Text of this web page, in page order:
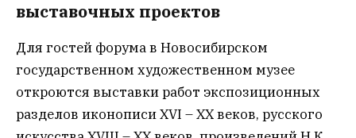
выставочных проектов
Для гостей форума в Новосибирском
государственном художественном музее
откроются выставки работ экспозиционных
разделов иконописи XVI – XX веков, русского